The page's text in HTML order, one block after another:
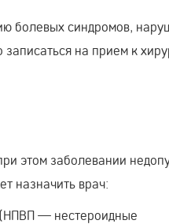
болевых синдромов,
на прием к
этом заболевании
назначить врач:
— нестероидные